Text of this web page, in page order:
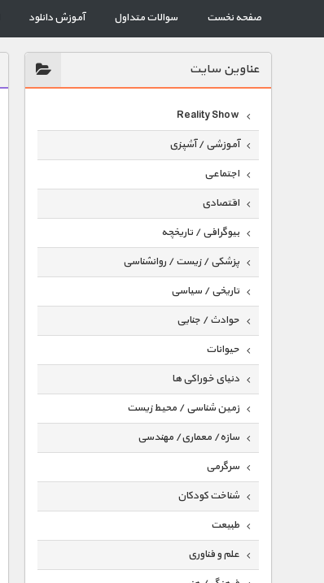
صفحه نخست سوالات متداول آموزش دانلود
عناوين سايت
Reality Show
آموزشی / آشپزی
اجتماعی
اقتصادی
بیوگرافی / تاریخچه
پزشکی / زیست / روانشناسی
تاریخی / سیاسی
حوادث / جنایی
حیوانات
دنیای خوراکی ها
زمین شناسی / محیط زیست
سازه/ معماری/ مهندسی
سرگرمی
شناخت کودکان
طبیعت
علم و فناوری